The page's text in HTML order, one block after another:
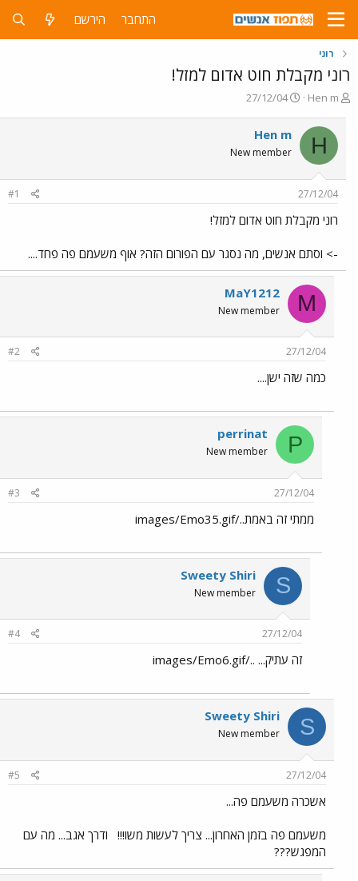
התחבר הירשם
רוני
רוני מקבלת חוט אדום למזל!
פ
ח
ה
ו
ש
Hen m
פ
ס
ם
ת
י
27/12/04
H
Hen m
New member
27/12/04
#1
רוני מקבלת חוט אדום למזל!
-> וסתם אנשים, מה נסגר עם הפורום הזה? אוף משעמם פה פחד....
M
MaY1212
New member
27/12/04
#2
כמה שזה ישן....
P
perrinat
New member
27/12/04
#3
ממתי זה באמת../images/Emo35.gif
S
Sweety Shiri
New member
27/12/04
#4
זה עתיק... ../images/Emo6.gif
S
Sweety Shiri
New member
27/12/04
#5
אשכרה משעמם פה...
משעמם פה בזמן האחרון... צריך לעשות משו!!!
ודרך אגב... מה עם
המפגש???